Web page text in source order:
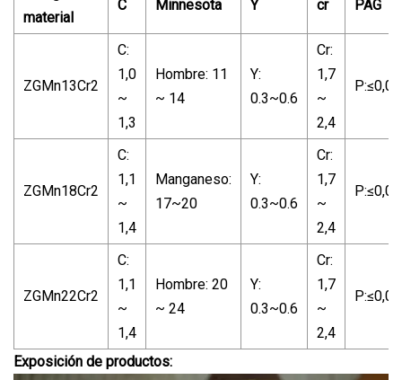
material
C Minnesota Y cr PAG
ZGMn13Cr2
C:
1,0
~
1,3
Hombre: 11
~ 14
Y:
0.3~0.6
Cr:
1,7
~
2,4
P:≤0,05
ZGMn18Cr2
C:
1,1
~
1,4
Manganeso:
17~20
Y:
0.3~0.6
Cr:
1,7
~
2,4
P:≤0,05
ZGMn22Cr2
C:
1,1
~
1,4
Hombre: 20
~ 24
Y:
0.3~0.6
Cr:
1,7
~
2,4
P:≤0,05
Exposición de productos: